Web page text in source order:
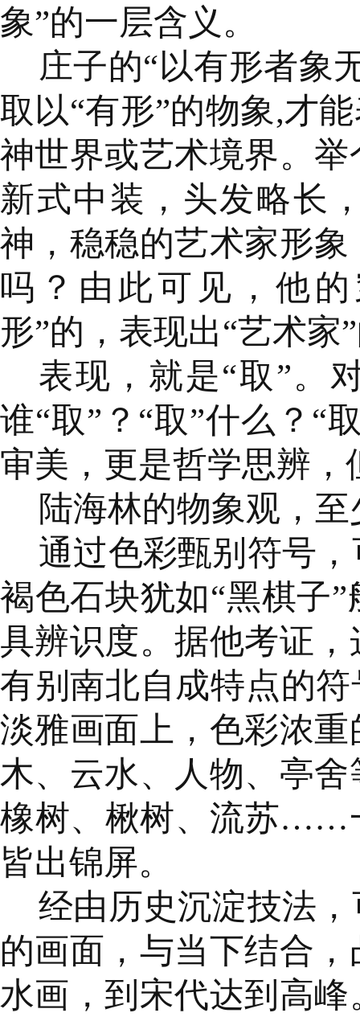
象”的一层含义。
庄子的“以有形者象
取以“有形”的物象,才
神世界或艺术境界。
新式中装，头发略长
神，稳稳的艺术家形
吗？由此可见，他
形”的，表现出“艺术家
表现，就是“取”。
谁“取”？“取”什么？“
审美，更是哲学思辨
陆海林的物象观，
通过色彩甄别符号
褐色石块犹如“黑棋子
具辨识度。据他考证
有别南北自成特点的
淡雅画面上，色彩浓
木、云水、人物、亭
橡树、楸树、流苏……
皆出锦屏。
经由历史沉淀技法
的画面，与当下结合
水画，到宋代达到高